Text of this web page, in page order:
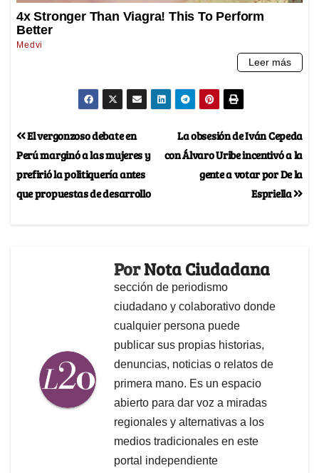
La obsesión de Iván Cepeda
con Álvaro Uribe incentivó a la
gente a votar por De la
Espriella
El vergonzoso debate en
Perú marginó a las mujeres y
prefirió la politiquería antes
que propuestas de desarrollo
PorNota Ciudadana
sección de periodismo
ciudadano y colaborativo donde
cualquier persona puede
publicar sus propias historias,
denuncias, noticias o relatos de
primera mano. Es un espacio
abierto para dar voz a miradas
regionales y alternativas a los
medios tradicionales en este
portal independiente